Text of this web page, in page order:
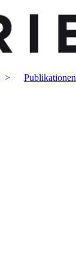
Publikationen